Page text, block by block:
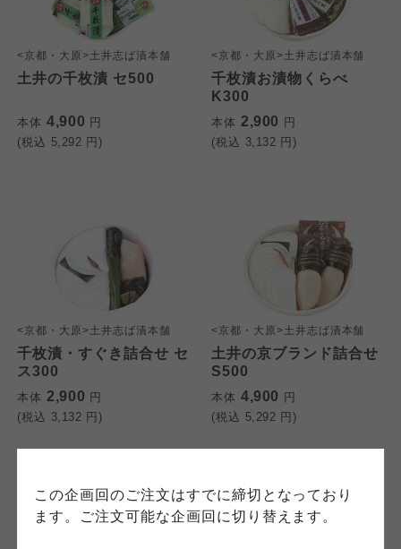
この企画回のご注文はすでに締切となっており
ます。ご注文可能な企画回に切り替えます。
<京都・大原>土井志ば漬本舗
土井の千枚漬 セ500
本体 4,900 円
(税込 5,292 円)
<京都・大原>土井志ば漬本舗
千枚漬お漬物くらべ
K300
本体 2,900 円
(税込 3,132 円)
<京都・大原>土井志ば漬本舗
千枚漬・すぐき詰合せ セ
ス300
本体 2,900 円
(税込 3,132 円)
<京都・大原>土井志ば漬本舗
土井の京ブランド詰合せ
S500
本体 4,900 円
(税込 5,292 円)
ご利用約款（ご利用規約・ご利
用規程）について
このサイトは7つの生協から業務委託を受けて、
コープきんき事業連合が運営しています。ご自
身が加入されている生協が定める利用約款をご
確認のうえ、ご利用ください。なお、クチコミ
投稿については、利用約款の細則として規定さ
れています。
コープしが
個人情報保護方針について
このサイトは7つの生協から業務委託を受けて、
コープきんき事業連合が運営しています。お預
かりしている個人情報については、コープ事業
連合、ならびに各生協の「個人情報保護方針」
にもどづいて、コープ事業連合が適切に管理を
おこなっています。
コープ事業連合、ならびに各生協の「個人情報
保護方針」については各生協のボタンをクリッ
コープしが
特定商取引法に基づく表記につ
このサイトは7つの生協から業務委託を受けて、
コープきんき事業連合が運営しています。販売
責任者は、それぞれご利用の生協となります。
各生協の「特定商取引法に基づく表記につい
て」については各生協のボタンをクリックして
ご確認ください。
コープしが